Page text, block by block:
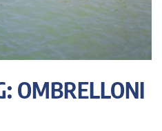
OMBRELLONI